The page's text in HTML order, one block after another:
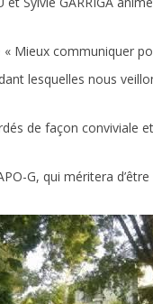
Mieux communiquer
lesquelles nous
de façon conviviale
G, qui méritera